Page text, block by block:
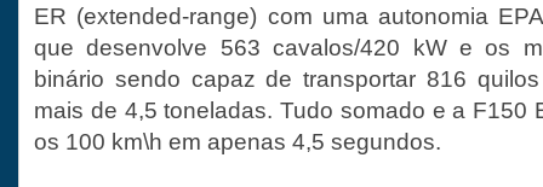
ER (extended-range) com uma autonomia
que desenvolve 563 cavalos/420 kW e os
binário sendo capaz de transportar 816
mais de 4,5 toneladas. Tudo somado e a F150
os 100 km\h em apenas 4,5 segundos.